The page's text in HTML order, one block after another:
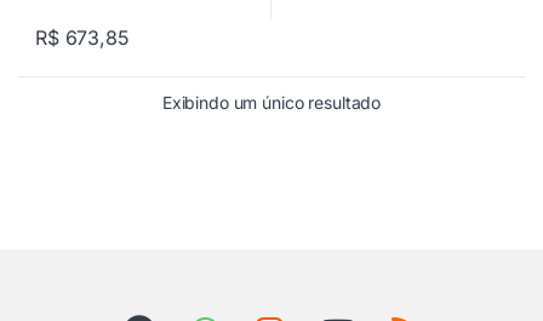
R$673,85
Exibindo um único resultado